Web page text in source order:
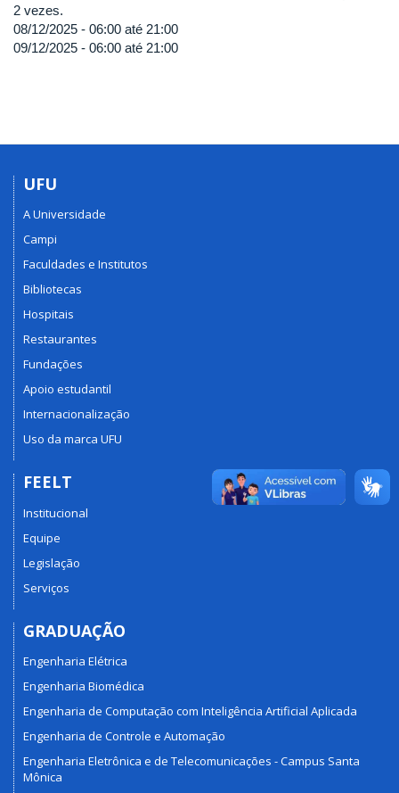
2 vezes.
08/12/2025 - 06:00 até 21:00
09/12/2025 - 06:00 até 21:00
UFU
A Universidade
Campi
Faculdades e Institutos
Bibliotecas
Hospitais
Restaurantes
Fundações
Apoio estudantil
Internacionalização
Uso da marca UFU
FEELT
Institucional
Equipe
Legislação
Serviços
GRADUAÇÃO
Engenharia Elétrica
Engenharia Biomédica
Engenharia de Computação com Inteligência Artificial Aplicada
Engenharia de Controle e Automação
Engenharia Eletrônica e de Telecomunicações - Campus Santa
Mônica